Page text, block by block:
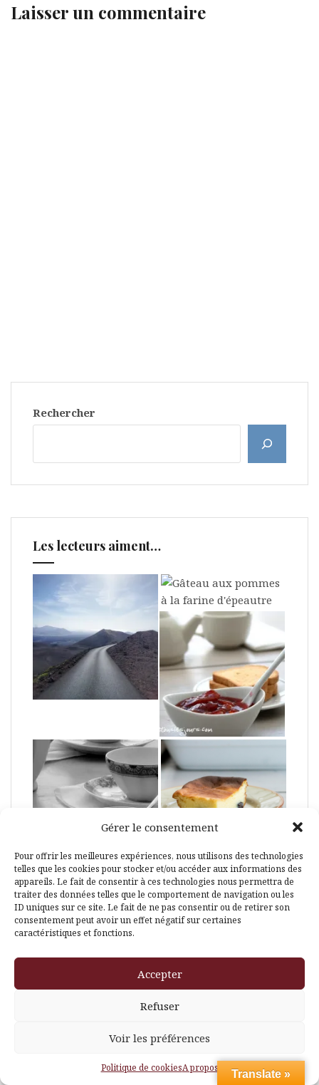
Gérer le consentement
Pour offrir les meilleures expériences, nous utilisons des technologies
telles que les cookies pour stocker et/ou accéder aux informations des
appareils. Le fait de consentir à ces technologies nous permettra de
traiter des données telles que le comportement de navigation ou les
ID uniques sur ce site. Le fait de ne pas consentir ou de retirer son
consentement peut avoir un effet négatif sur certaines
caractéristiques et fonctions.
Accepter
Refuser
Voir les préférences
Politique de cookiesA propos
Laisser un commentaire
Rechercher
Les lecteurs aiment…
Retrouvez-moi sur Instagram
Translate »